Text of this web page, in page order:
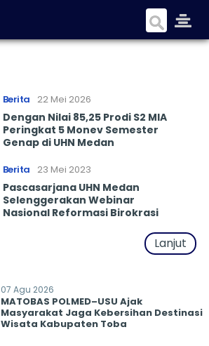
Berita 22 Mei 2026
Dengan Nilai 85,25 Prodi S2 MIA
Peringkat 5 Monev Semester
Genap di UHN Medan
Berita 23 Mei 2023
Pascasarjana UHN Medan
Selenggerakan Webinar
Nasional Reformasi Birokrasi
Lanjut
07 Agu 2026
MATOBAS POLMED–USU Ajak
Masyarakat Jaga Kebersihan Destinasi
Wisata Kabupaten Toba